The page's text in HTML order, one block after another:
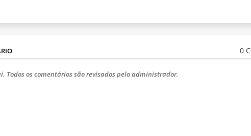
0
Todos os comentários são revisados ​​pelo administrador.